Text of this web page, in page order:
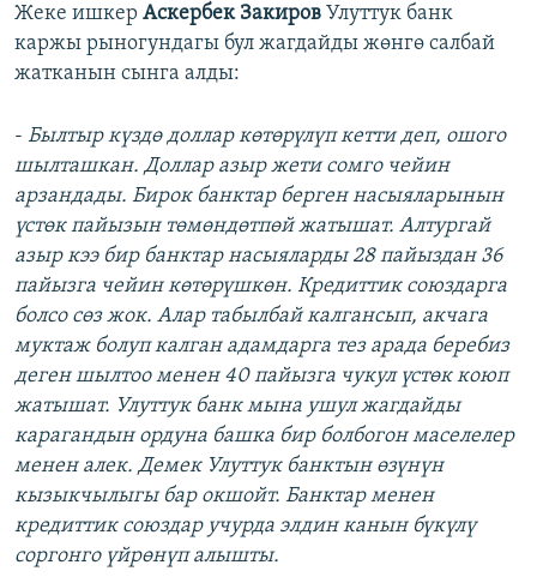
Жеке ишкер Аскербек Закиров Улуттук банк
каржы рыногундагы бул жагдайды жөнгө салбай
жатканын сынга алды:
- Былтыр күздө доллар көтөрүлүп кетти деп, ошого
шылташкан. Доллар азыр жети сомго чейин
арзандады. Бирок банктар берген насыяларынын
үстөк пайызын төмөндөтпөй жатышат. Алтургай
азыр кээ бир банктар насыяларды 28 пайыздан 36
пайызга чейин көтөрүшкөн. Кредиттик союздарга
болсо сөз жок. Алар табылбай калгансып, акчага
муктаж болуп калган адамдарга тез арада беребиз
деген шылтоо менен 40 пайызга чукул үстөк коюп
жатышат. Улуттук банк мына ушул жагдайды
карагандын ордуна башка бир болбогон маселелер
менен алек. Демек Улуттук банктын өзүнүн
кызыкчылыгы бар окшойт. Банктар менен
кредиттик союздар учурда элдин канын бүкүлү
соргонго үйрөнүп алышты.